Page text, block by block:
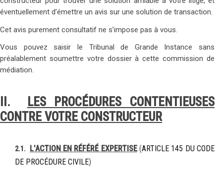
éventuellement d’émettre un avis sur une solution de transaction.
Cet avis purement consultatif ne s’impose pas à vous.
Vous pouvez saisir le Tribunal de Grande Instance sans
préalablement soumettre votre dossier à cette commission de
médiation.
II.
LES PROCÉDURES CONTENTIEUSES
CONTRE VOTRE CONSTRUCTEUR
2.1. L’ACTION EN RÉFÉRÉ EXPERTISE(ARTICLE 145 DU CODE
DE PROCÉDURE CIVILE)